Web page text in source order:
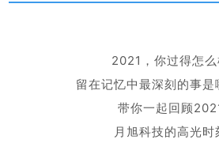
2021，你过得怎么
留在记忆中最深刻的事是
带你一起回顾
月旭科技的高光时